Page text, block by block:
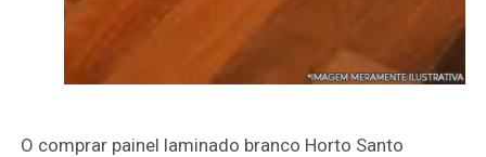
O comprar painel laminado branco Horto Santo